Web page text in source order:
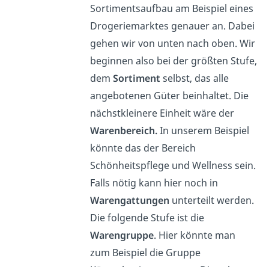
Sortimentsaufbau am Beispiel eines
Drogeriemarktes genauer an. Dabei
gehen wir von unten nach oben. Wir
beginnen also bei der größten Stufe,
dem Sortiment selbst, das alle
angebotenen Güter beinhaltet. Die
nächstkleinere Einheit wäre der
Warenbereich.In unserem Beispiel
könnte das der Bereich
Schönheitspflege und Wellness sein.
Falls nötig kann hier noch in
Warengattungen unterteilt werden.
Die folgende Stufe ist die
Warengruppe. Hier könnte man
zum Beispiel die Gruppe